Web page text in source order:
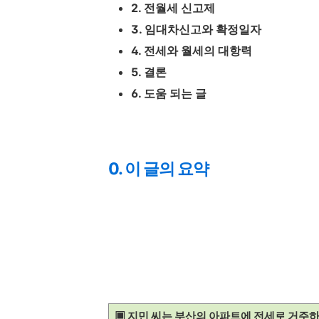
2. 전월세 신고제
3. 임대차신고와 확정일자
4. 전세와 월세의 대항력
5. 결론
6. 도움 되는 글
0. 이 글의 요약
▣ 지민 씨는 부산의 아파트에 전세로 거주